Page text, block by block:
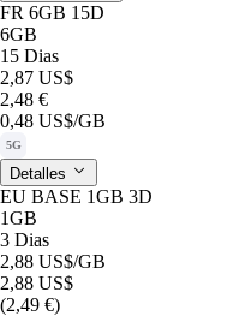
FR 6GB 15D
6GB
15 Dias
2,87 US$
2,48 €
0,48 US$/GB
5G
Detalles
EU BASE 1GB 3D
1GB
3 Dias
2,88 US$/GB
2,88 US$
(2,49 €)